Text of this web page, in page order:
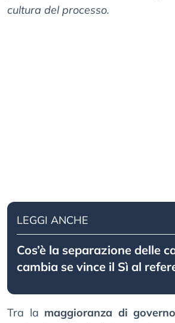
cultura del processo.
LEGGI ANCHE
Cos’è la separazione delle
cambia se vince il Sì al
Tra la maggioranza di governo